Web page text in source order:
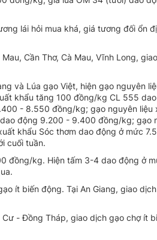
lái hỏi mua khá, giá tương đối ổn
Cần Thơ, Cà Mau, Vĩnh Long,
và Lúa gạo Việt, hiện gạo nguyên
khẩu tăng 100 đồng/kg CL 555
- 8.550 đồng/kg; gạo nguyên liệu
động 9.200 - 9.400 đồng/kg; gạo
khẩu Sóc thơm dao động ở mức
cuối tuần.
đồng/kg. Hiện tấm 3-4 dao động ở
ít biến động. Tại An Giang, giao
- Đồng Tháp, giao dịch gạo chợ ít